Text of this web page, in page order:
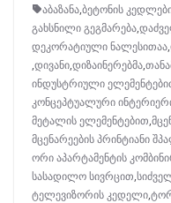
აბაზანა,ბეტონის
გახსნილი გეგმარება,
დეკორატიული ნალესითაა,
,დივანი,დიზაინერებმა,
ინდუსტრიული
კონცეპტუალური
მეტალის ელემენტებით,
მცენარეების პრინტიანი
ორი აპარტამენტის
სასადილო სივრცით,
ტელევიზორის კედელი,